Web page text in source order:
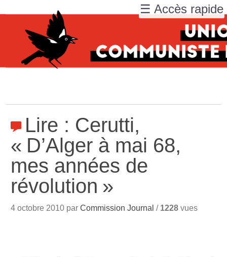
Lire : Cerutti,
« D’Alger à mai 68,
mes années de
révolution »
4 octobre 2010 parCommission Journal / 1228 vues
☰ Accès rapide